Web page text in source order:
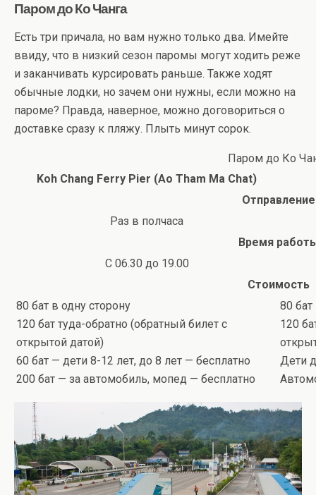
Паром до Ко Чанга
Есть три причала, но вам нужно только два. Имейте
ввиду, что в низкий сезон паромы могут ходить реже
и заканчивать курсировать раньше. Также ходят
обычные лодки, но зачем они нужны, если можно на
пароме? Правда, наверное, можно договориться о
доставке сразу к пляжу. Плыть минут сорок.
Паром до Ко
Koh Chang Ferry Pier (Ao Tham Ma Chat)
Отправление
Раз в полчаса
Время
С 06.30 до 19.00
Стоимость
80 бат в одну сторону
120 бат туда-обратно (обратный билет с
открытой датой)
60 бат — дети 8-12 лет, до 8 лет — бесплатно
200 бат — за автомобиль, мопед — бесплатно
80 бат
120
Дети